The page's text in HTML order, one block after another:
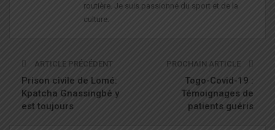
routière. Je suis passionné du sport et de la
culture.
ARTICLE PRÉCÉDENT
Prison civile de Lomé:
Kpatcha Gnassingbé y
est toujours
PROCHAIN ARTICLE
Togo-Covid-19 :
Témoignages de
patients guéris